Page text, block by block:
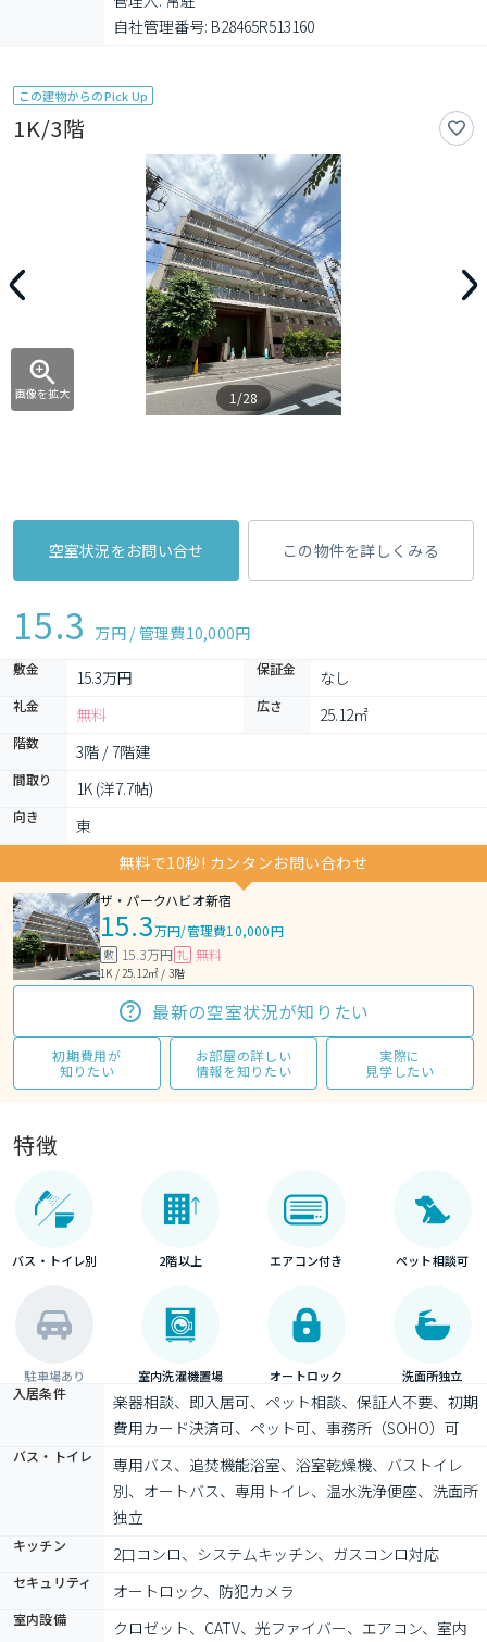
自社管理番号: B28465R513160
この建物からのPick Up
1K/3階
画像を拡大 1/28
空室状況をお問い合せ この物件を詳しくみる
15.3 万円 / 管理費10,000円
敷金 15.3万円 保証金 なし
礼金 無料 広さ 25.12㎡
階数 3階 / 7階建
間取り 1K (洋7.7帖)
向き
東
無料で10秒! カンタンお問い合わせ
ザ・パークハビオ新宿
15.3万円/管理費10,000円
敷 15.3万円 礼 無料
1K / 25.12㎡ / 3階
最新の空室状況が知りたい
初期費用が
知りたい
お部屋の詳しい
情報を知りたい
実際に
見学したい
特徴
バス・トイレ別 2階以上 エアコン付き ペット相談可
駐車場あり 室内洗濯機置場 オートロック 洗面所独立
入居条件
楽器相談、即入居可、ペット相談、保証人不要、初期
費用カード決済可、ペット可、事務所（SOHO）可
バス・トイレ
専用バス、追焚機能浴室、浴室乾燥機、バストイレ
別、オートバス、専用トイレ、温水洗浄便座、洗面所
独立
キッチン 2口コンロ、システムキッチン、ガスコンロ対応
セキュリティ オートロック、防犯カメラ
室内設備
クロゼット、CATV、光ファイバー、エアコン、室内